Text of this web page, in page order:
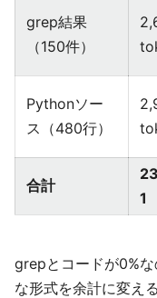
grep結果
（150件）
Pythonソー
ス（480行）
合計
1
grepとコードが0%
な形式を余計に変え